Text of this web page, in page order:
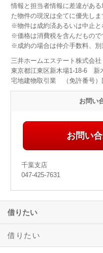
情報と担当者情報に差違があ
た物件の現況は全てに優先しま
※物件は成約済あるいは中止と
※価格は消費税を含んだもので
※成約の場合は仲介手数料、別
三井ホームエステート株式会社
東京都江東区新木場1-18-6 新
宅地建物取引業 （免許番号）
お問い
お問い
千葉支店
047-425-7631
借りたい
借りたい